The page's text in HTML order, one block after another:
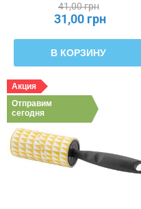
41,00 грн
31,00 грн
В КОРЗИНУ
Акция
Отправим
сегодня